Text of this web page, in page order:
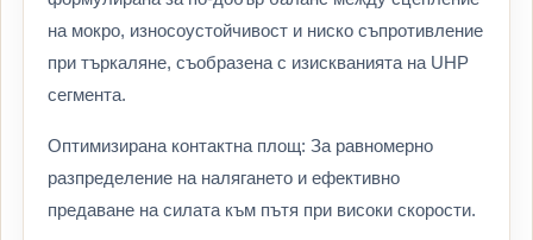
на мокро, износоустойчивост и ниско съпротивление
при търкаляне, съобразена с изискванията на UHP
сегмента.
Оптимизирана контактна площ: За равномерно
разпределение на налягането и ефективно
предаване на силата към пътя при високи скорости.